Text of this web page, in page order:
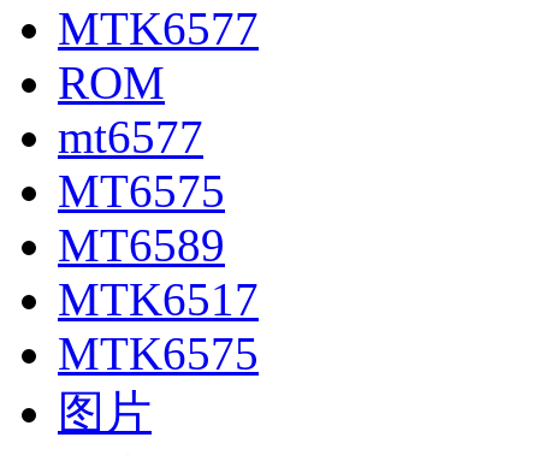
MTK6577
ROM
mt6577
MT6575
MT6589
MTK6517
MTK6575
图片